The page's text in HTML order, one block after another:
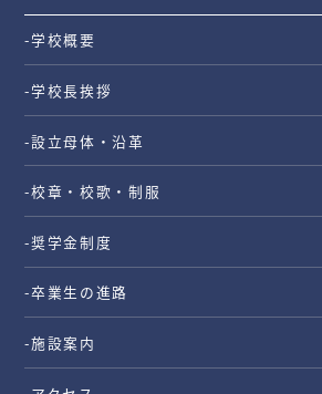
-学校概要
-学校長挨拶
-設立母体・沿革
-校章・校歌・制服
-奨学金制度
-卒業生の進路
-施設案内